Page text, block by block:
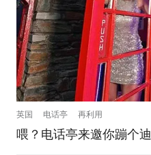
英国 电话亭 再利用
喂？电话亭来邀你蹦个迪